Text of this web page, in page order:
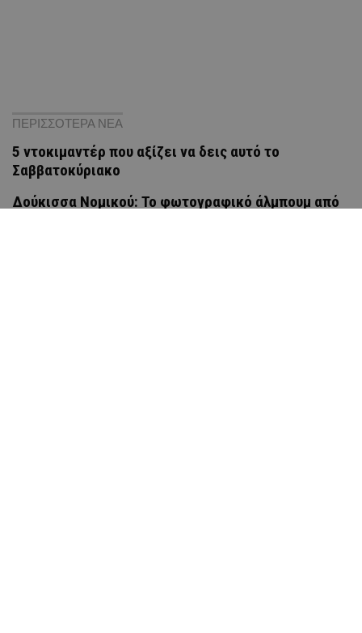
ΠΕΡΙΣΣΟΤΕΡΑ ΝΕΑ
5 ντοκιμαντέρ που αξίζει να δεις αυτό το
Σαββατοκύριακο
Δούκισσα Νομικού: Το φωτογραφικό άλμπουμ από